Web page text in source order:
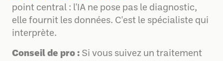
point central : l'IA ne pose pas le diagnostic,
elle fournit les données. C'est le spécialiste qui
interprète.
Conseil de pro : Si vous suivez un traitement